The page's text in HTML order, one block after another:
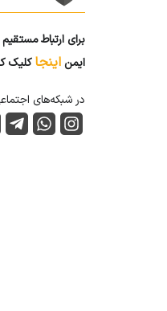
برای ارتباط
ایمن اینجاکلیک
در شبکه‌های